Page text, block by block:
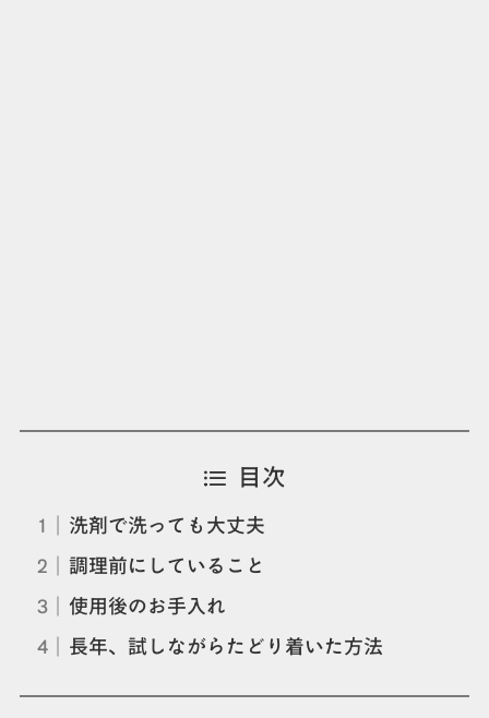
目次
洗剤で洗っても大丈夫
調理前にしていること
使用後のお手入れ
長年、試しながらたどり着いた方法